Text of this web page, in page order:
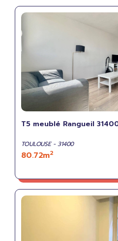
T5 meublé Rangueil
TOULOUSE - 31400
80.72m2